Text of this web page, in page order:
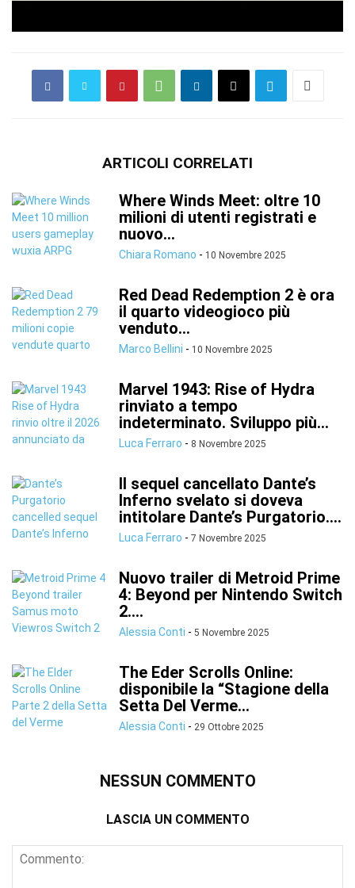
ARTICOLI CORRELATI
Where Winds Meet: oltre 10
milioni di utenti registrati e
nuovo...
Chiara Romano - 10 Novembre 2025
Red Dead Redemption 2 è ora
il quarto videogioco più
venduto...
Marco Bellini - 10 Novembre 2025
Marvel 1943: Rise of Hydra
rinviato a tempo
indeterminato. Sviluppo più...
Luca Ferraro - 8 Novembre 2025
Il sequel cancellato Dante’s
Inferno svelato si doveva
intitolare Dante’s Purgatorio....
Luca Ferraro - 7 Novembre 2025
Nuovo trailer di Metroid Prime
4: Beyond per Nintendo Switch
2....
Alessia Conti - 5 Novembre 2025
The Eder Scrolls Online:
disponibile la “Stagione della
Setta Del Verme...
Alessia Conti - 29 Ottobre 2025
NESSUN COMMENTO
LASCIA UN COMMENTO